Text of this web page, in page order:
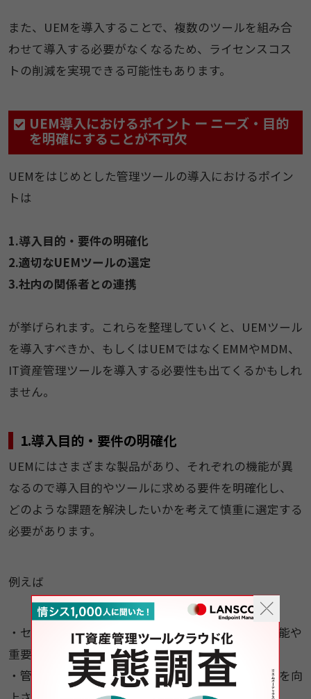
また、UEMを導入することで、複数のツールを組み合
わせて導入する必要がなくなるため、ライセンスコス
トの削減を実現できる可能性もあります。
UEM導入におけるポイント ー ニーズ・目的
を明確にすることが不可欠
UEMをはじめとした管理ツールの導入におけるポイン
トは
1.導入目的・要件の明確化
2.適切なUEMツールの選定
3.社内の関係者との連携
が挙げられます。これらを整理していくと、UEMツール
を導入すべきか、もしくはUEMではなくEMMやMDM、
IT資産管理ツールを導入する必要性も出てくるかもしれ
ません。
1.導入目的・要件の明確化
UEMにはさまざまな製品があり、それぞれの機能が異
なるので導入目的やツールに求める要件を明確化し、
どのような課題を解決したいかを考えて慎重に選定する
必要があります。
例えば
・セキュリティリスクの高いデバイスを検知する機能や
重要な情報へのアクセスを遮断する機能がほしい
・管理コストの削減および社内端末のセキュリティを向